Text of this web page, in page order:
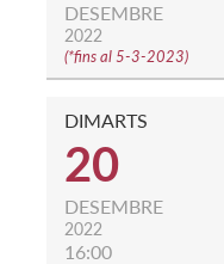
DESEMBRE
2022
(*fins al 5-3-2023)
DIMARTS
20
DESEMBRE
2022
16:00